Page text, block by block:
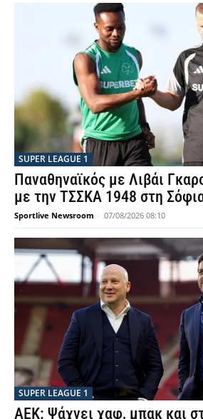
SUPER LEAGUE 1
Παναθηναϊκός με Λιβάι
με την ΤΣΣΚΑ 1948 στη
Sportlive Newsroom - 07/08/2026 08:10
SUPER LEAGUE 1
ΑΕΚ: Ψάχνει χαφ, μπακ και